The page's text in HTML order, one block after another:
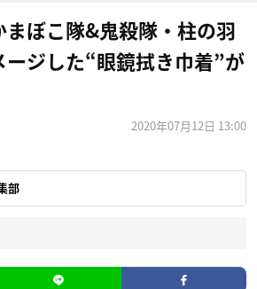
まぼこ隊&鬼殺隊・柱の羽
ージした“眼鏡拭き巾着”が
2020年07月12日 13:00
部